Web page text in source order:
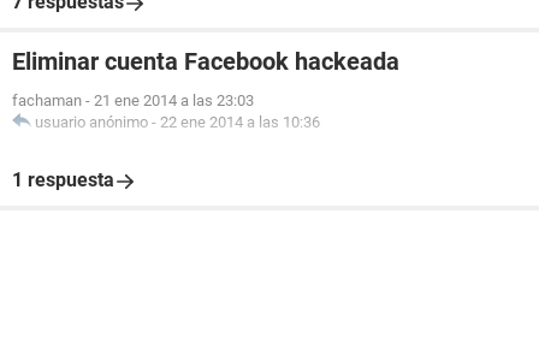
Eliminar cuenta Facebook hackeada
fachaman - 21 ene 2014 a las 23:03
usuario anónimo - 22 ene 2014 a las 10:36
1 respuesta